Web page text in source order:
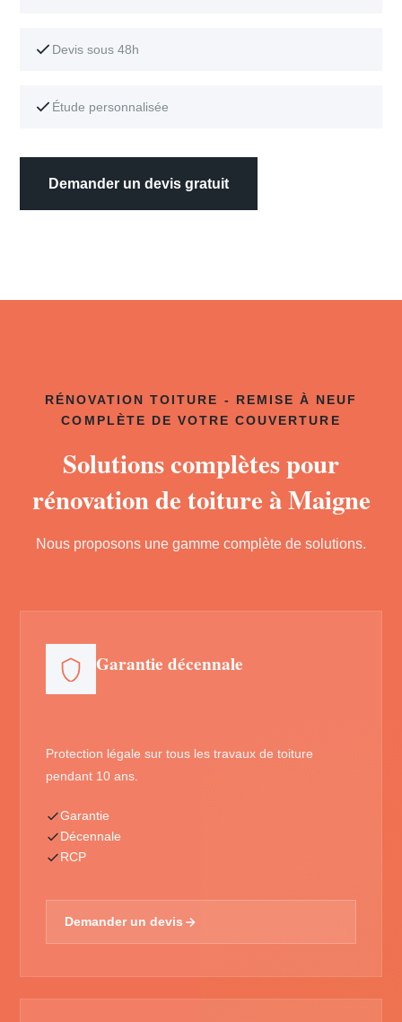
Devis sous 48h
Étude personnalisée
Demander un devis gratuit
RÉNOVATION TOITURE - REMISE À NEUF
COMPLÈTE DE VOTRE COUVERTURE
Solutions complètes pour
rénovation de toiture à Maigne
Nous proposons une gamme complète de solutions.
Garantie décennale
Protection légale sur tous les travaux de toiture
pendant 10 ans.
Garantie
Décennale
RCP
Demander un devis